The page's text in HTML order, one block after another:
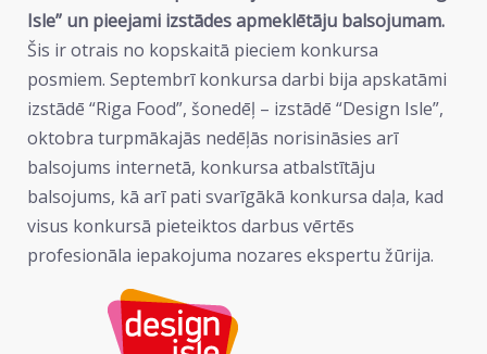
Isle” un pieejami izstādes apmeklētāju balsojumam.
Šis ir otrais no kopskaitā pieciem konkursa
posmiem. Septembrī konkursa darbi bija apskatāmi
izstādē “Riga Food”, šonedēļ – izstādē “Design Isle”,
oktobra turpmākajās nedēļās norisināsies arī
balsojums internetā, konkursa atbalstītāju
balsojums, kā arī pati svarīgākā konkursa daļa, kad
visus konkursā pieteiktos darbus vērtēs
profesionāla iepakojuma nozares ekspertu žūrija.